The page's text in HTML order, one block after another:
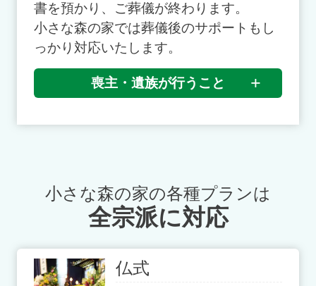
書を預かり、ご葬儀が終わります。
小さな森の家では葬儀後のサポートもし
っかり対応いたします。
喪主・遺族が行うこと
小さな森の家の各種プランは
全宗派に対応
仏式